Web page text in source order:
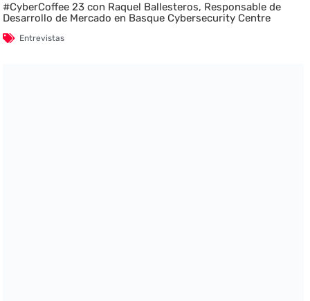
#CyberCoffee 23 con Raquel Ballesteros, Responsable de
Desarrollo de Mercado en Basque Cybersecurity Centre
Entrevistas